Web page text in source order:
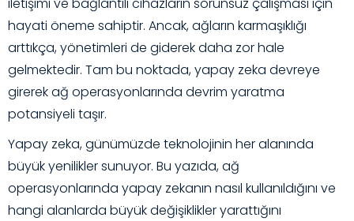
iletişimi ve bağlantılı cihazların sorunsuz çalışması için
hayati öneme sahiptir. Ancak, ağların karmaşıklığı
arttıkça, yönetimleri de giderek daha zor hale
gelmektedir. Tam bu noktada, yapay zeka devreye
girerek ağ operasyonlarında devrim yaratma
potansiyeli taşır.
Yapay zeka, günümüzde teknolojinin her alanında
büyük yenilikler sunuyor. Bu yazıda, ağ
operasyonlarında yapay zekanın nasıl kullanıldığını ve
hangi alanlarda büyük değişiklikler yarattığını